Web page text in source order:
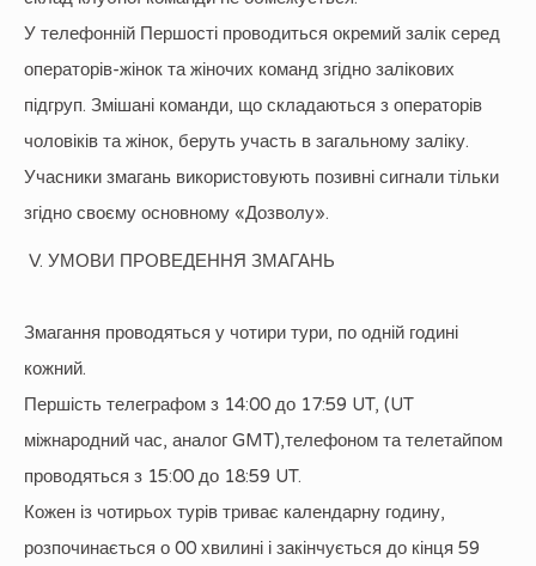
У телефонній Першості проводиться окремий залік серед
операторів-жінок та жіночих команд згідно залікових
підгруп. Змішані команди, що складаються з операторів
чоловіків та жінок, беруть участь в загальному заліку.
Учасники змагань використовують позивні сигнали тільки
згідно своєму основному «Дозволу».
V. УМОВИ ПРОВЕДЕННЯ ЗМАГАНЬ
Змагання проводяться у чотири тури, по одній годині
кожний.
Першість телеграфом з 14:00 до 17:59 UT, (UT
міжнародний час, аналог GMT),телефоном та телетайпом
проводяться з 15:00 до 18:59 UT.
Кожен із чотирьох турів триває календарну годину,
розпочинається о 00 хвилині і закінчується до кінця 59